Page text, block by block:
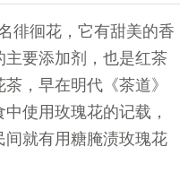
徘徊花，它有甜美的香
要添加剂，也是红茶
，早在明代《茶道》
使用玫瑰花的记载，
间就有用糖腌渍玫瑰花